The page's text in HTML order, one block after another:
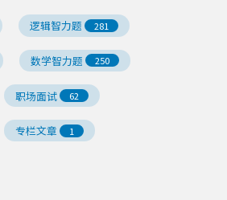
逻辑智力题 281
数学智力题 250
职场面试 62
专栏文章 1